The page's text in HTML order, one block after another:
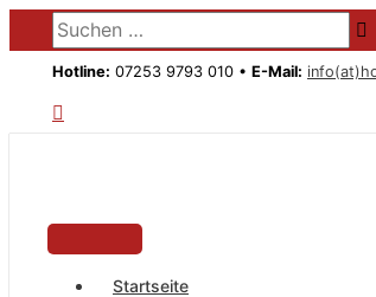
Zum
Inhalt
springen
Suchen …
Hotline: 07253 9793 010 • E-Mail:
HAUPTMENÜ
Startseite